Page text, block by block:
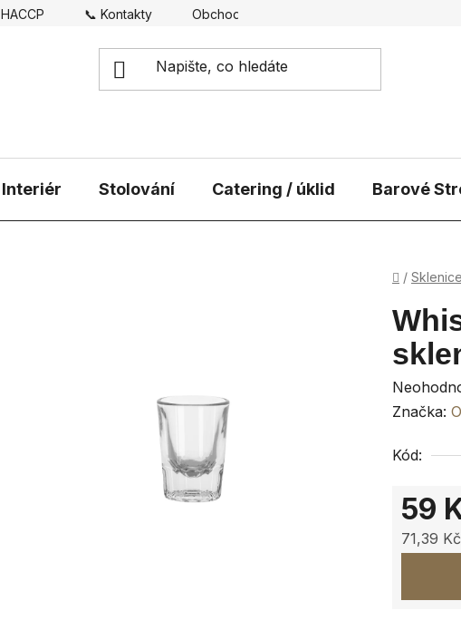
HACCP 📞 Kontakty Obchodní podmínky
Interiér Stolování Catering / úklid Barové
Domů
/ Sklenice
Průměrné
je
Značka:
Kód:
59
71,39